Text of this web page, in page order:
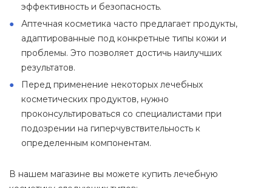
эффективность и безопасность.
Аптечная косметика часто предлагает продукты,
адаптированные под конкретные типы кожи и
проблемы. Это позволяет достичь наилучших
результатов.
Перед применение некоторых лечебных
косметических продуктов, нужно
проконсультироваться со специалистами при
подозрении на гиперчувствительность к
определенным компонентам.
В нашем магазине вы можете купить лечебную